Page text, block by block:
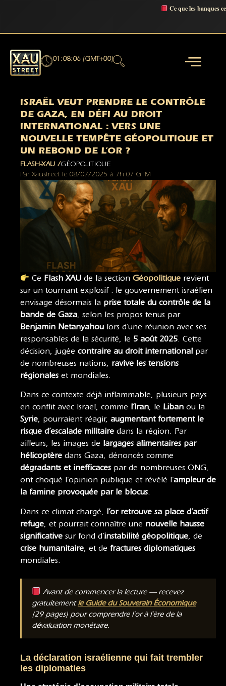
Ce que les banques
01:08:07 (GMT+00)
ISRAËL VEUT PRENDRE LE CONTRÔLE
DE GAZA, EN DÉFI AU DROIT
INTERNATIONAL : VERS UNE
NOUVELLE TEMPÊTE GÉOPOLITIQUE ET
UN REBOND DE L’OR ?
FLASH-XAU /GÉOPOLITIQUE
Par Xaustreet le 08/07/2025 à 7h 07 GTM
Ce Flash XAU de la sectionGéopolitique revient
sur un tournant explosif : le gouvernement israélien
envisage désormais la prise totale du contrôle de la
bande de Gaza, selon les propos tenus par
Benjamin Netanyahou lors d’une réunion avec ses
responsables de la sécurité, le 5 août 2025. Cette
décision, jugée contraire au droit international par
de nombreuses nations, ravive les tensions
régionales et mondiales.
Dans ce contexte déjà inflammable, plusieurs pays
en conflit avec Israël, comme l’Iran, le Liban ou la
Syrie, pourraient réagir, augmentant fortement le
risque d’escalade militaire dans la région. Par
ailleurs, les images de largages alimentaires par
hélicoptère dans Gaza, dénoncés comme
dégradants et inefficaces par de nombreuses ONG,
ont choqué l’opinion publique et révélé l’ampleur de
la famine provoquée par le blocus.
Dans ce climat chargé, l’or retrouve sa place d’actif
refuge, et pourrait connaître une nouvelle hausse
significative sur fond d’instabilité géopolitique, de
crise humanitaire, et de fractures diplomatiques
mondiales.
Avant de commencer la lecture — recevez
gratuitementle Guide du Souverain Économique
(29 pages) pour comprendre l’or à l’ère de la
dévaluation monétaire.
La déclaration israélienne qui fait trembler
les diplomaties